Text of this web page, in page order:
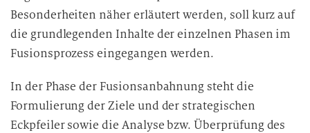
Besonderheiten näher erläutert werden, soll kurz auf
die grundlegenden Inhalte der einzelnen Phasen im
Fusionsprozess eingegangen werden.
In der Phase der Fusionsanbahnung steht die
Formulierung der Ziele und der strategischen
Eckpfeiler sowie die Analyse bzw. Überprüfung des